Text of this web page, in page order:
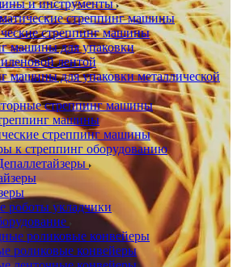
и инструменты
стреппинг машины
стреппинг машины
машины для упаковки
лентой
машины для упаковки металлической
стреппинг машины
машины
стреппинг машины
к стреппинг оборудованию
роботы укладчики
роликовые конвейеры
роликовые конвейеры